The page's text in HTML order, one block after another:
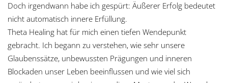
Doch irgendwann habe ich gespürt: Äußerer Erfolg bedeutet
nicht automatisch innere Erfüllung.
Theta Healing hat für mich einen tiefen Wendepunkt
gebracht. Ich begann zu verstehen, wie sehr unsere
Glaubenssätze, unbewussten Prägungen und inneren
Blockaden unser Leben beeinflussen und wie viel sich